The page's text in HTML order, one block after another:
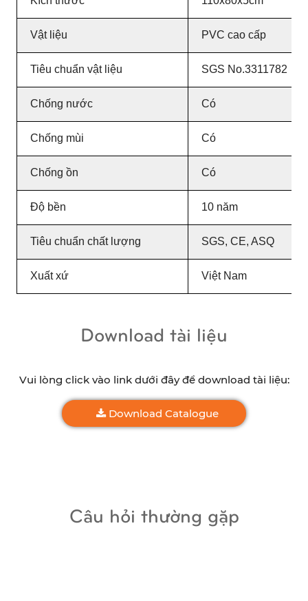
Vật liệu PVC cao cấp
Tiêu chuẩn vật liệu SGS No.3311782
Chống nước Có
Chống mùi Có
Chống ồn Có
Độ bền 10 năm
Tiêu chuẩn chất lượng SGS, CE, ASQ
Xuất xứ Việt Nam
Download tài liệu
Vui lòng click vào link dưới đây để download tài liệu:
Download Catalogue
Câu hỏi thường gặp